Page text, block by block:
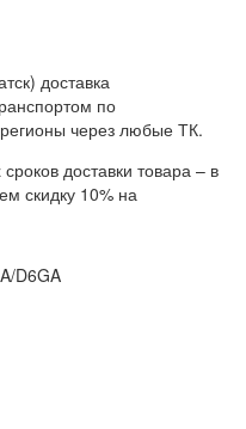
доставка
по
через любые ТК.
доставки товара – в
скидку 10% на
D6GA